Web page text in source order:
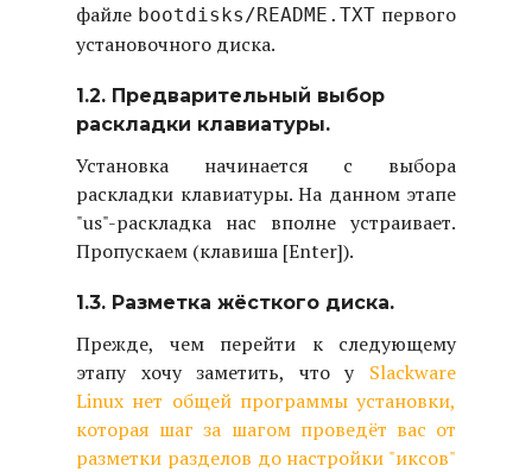
файле bootdisks/README.TXT первого
установочного диска.
1.2. Предварительный выбор
раскладки клавиатуры.
Установка начинается с выбора
раскладки клавиатуры. На данном этапе
"us"-раскладка нас вполне устраивает.
Пропускаем (клавиша [Enter]).
1.3. Разметка жёсткого диска.
Прежде, чем перейти к следующему
этапу хочу заметить, что у Slackware
Linux нет общей программы установки,
которая шаг за шагом проведёт вас от
разметки разделов до настройки "иксов"